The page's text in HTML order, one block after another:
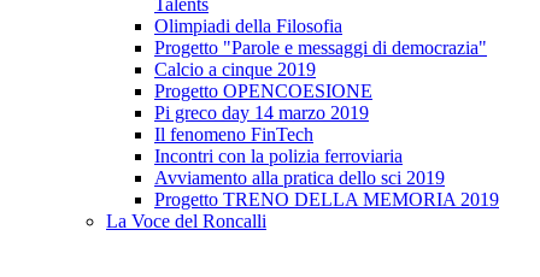
Talents
Olimpiadi della Filosofia
Progetto "Parole e messaggi di democrazia"
Calcio a cinque 2019
Progetto OPENCOESIONE
Pi greco day 14 marzo 2019
Il fenomeno FinTech
Incontri con la polizia ferroviaria
Avviamento alla pratica dello sci 2019
Progetto TRENO DELLA MEMORIA 2019
La Voce del Roncalli